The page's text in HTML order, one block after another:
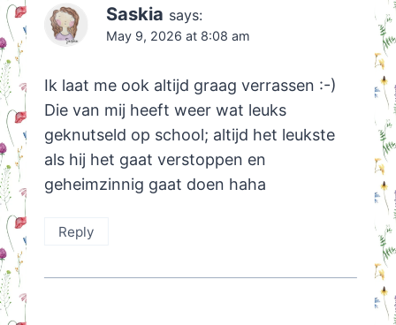
Saskia says:
May 9, 2026 at 8:08 am
Ik laat me ook altijd graag verrassen :-)
Die van mij heeft weer wat leuks
geknutseld op school; altijd het leukste
als hij het gaat verstoppen en
geheimzinnig gaat doen haha
Reply